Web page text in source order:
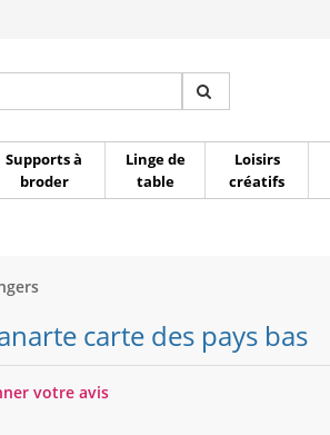
Supports à
broder
Linge de
table
Loisirs
créatifs
carte des pays bas
votre avis